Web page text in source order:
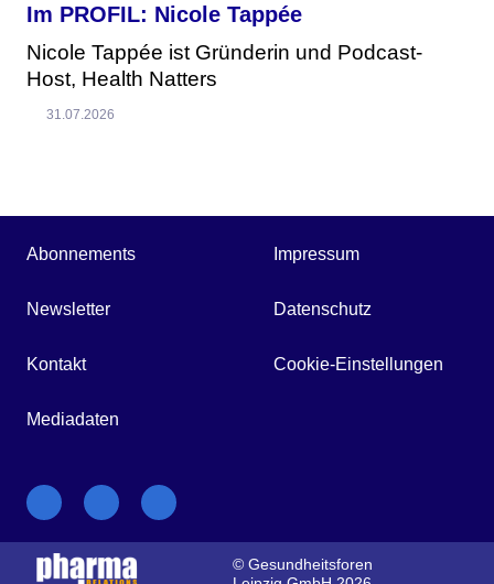
Im PROFIL: Nicole Tappée
Nicole Tappée ist Gründerin und Podcast-
Host, Health Natters
31.07.2026
Abonnements
Newsletter
Kontakt
Mediadaten
Impressum
Datenschutz
Cookie-Einstellungen
© Gesundheitsforen